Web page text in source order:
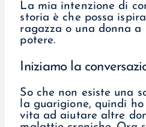
La mia intenzione di
storia è che possa
ragazza o una donna
potere.
Iniziamo la
So che non esiste una
la guarigione, quindi
vita ad aiutare altre